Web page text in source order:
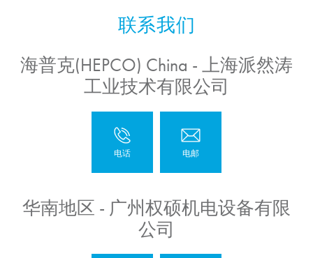
海普克(HEPCO) China - 上海派然涛
工业技术有限公司
华南地区 - 广州权硕机电设备有限
公司